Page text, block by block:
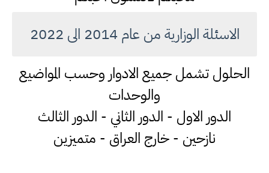
الاسئلة الوزارية من عام 2014 الى 2022
الحلول تشمل جميع الادوار وحسب المواضيع
والوحدات
الدور الاول - الدور الثاني - الدور الثالث
نازحين - خارج العراق - متميزين